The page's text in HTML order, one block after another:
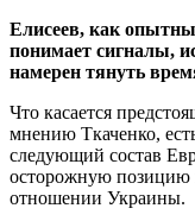
Елисеев, как
понимает сигналы,
намерен тянуть
Что касается
мнению Ткаченко,
следующий состав
осторожную
отношении Украины.